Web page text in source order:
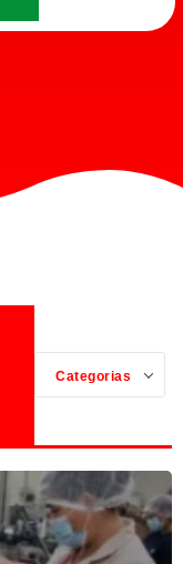
Categorias